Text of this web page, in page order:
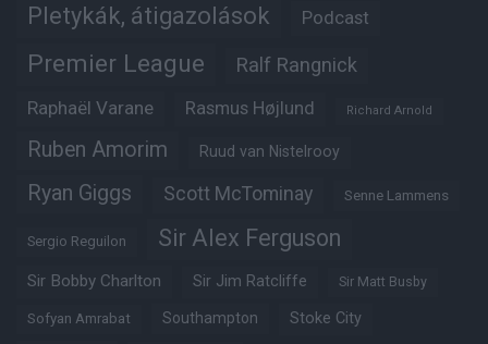
Pletykák, átigazolások Podcast
Premier League Ralf Rangnick
Raphaël Varane Rasmus Højlund Richard Arnold
Ruben Amorim Ruud van Nistelrooy
Ryan Giggs Scott McTominay Senne Lammens
Sergio Reguilon Sir Alex Ferguson
Sir Bobby Charlton Sir Jim Ratcliffe Sir Matt Busby
Sofyan Amrabat Southampton Stoke City